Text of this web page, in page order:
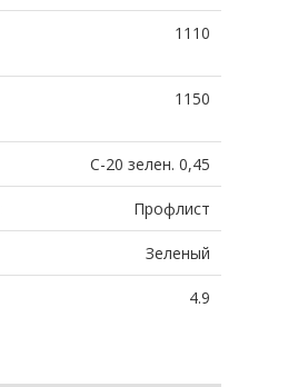
1110
1150
С-20 зелен. 0,45
Профлист
Зеленый
4.9